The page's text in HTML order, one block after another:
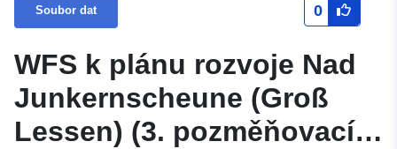
Soubor dat 0
WFS k plánu rozvoje Nad
Junkernscheune (Groß
Lessen) (3. pozměňovací